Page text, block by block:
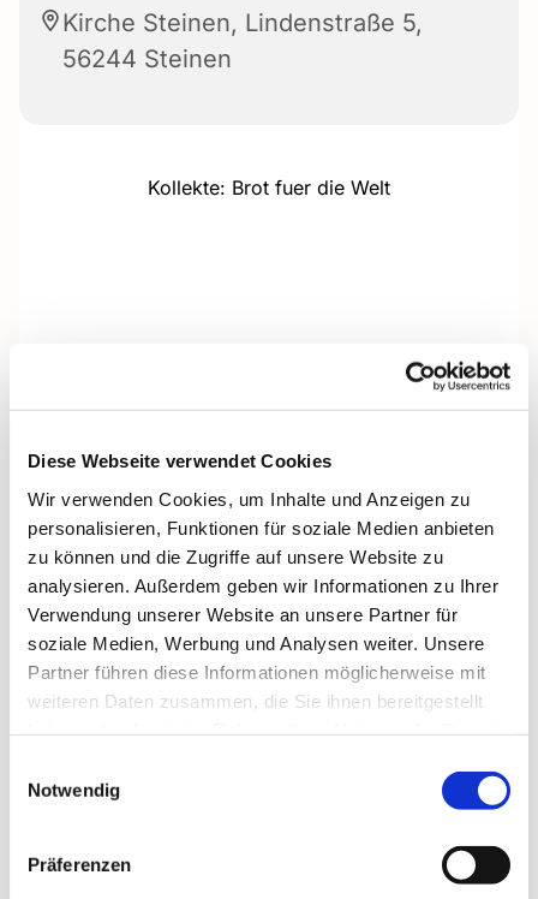
Diese Webseite verwendet Cookies
Wir verwenden Cookies, um Inhalte und Anzeigen zu
personalisieren, Funktionen für soziale Medien anbieten
zu können und die Zugriffe auf unsere Website zu
analysieren. Außerdem geben wir Informationen zu Ihrer
Verwendung unserer Website an unsere Partner für
soziale Medien, Werbung und Analysen weiter. Unsere
Partner führen diese Informationen möglicherweise mit
weiteren Daten zusammen, die Sie ihnen bereitgestellt
Notwendig
Präferenzen
Kirche Steinen, Lindenstraße 5,
56244 Steinen
Kollekte: Brot fuer die Welt